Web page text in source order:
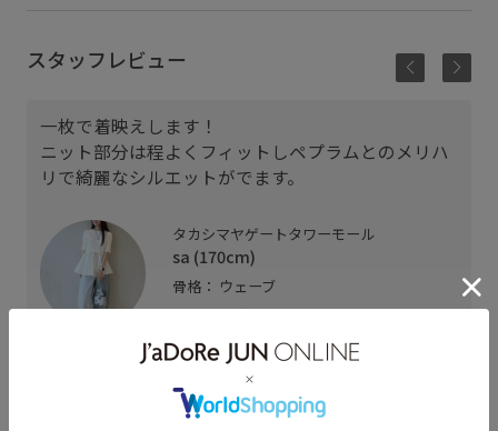
スタッフレビュー
一枚で着映えします！
ニット部分は程よくフィットしペプラムとのメリハ
リで綺麗なシルエットがでます。
タカシマヤゲートタワーモール
sa (170cm)
骨格： ウェーブ
着用サイズ : 38